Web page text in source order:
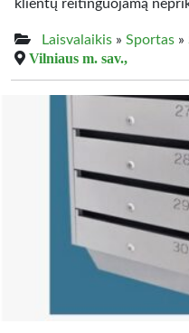
klientų reitinguojamą
Laisvalaikis » Sportas »
Vilniaus m. sav.,